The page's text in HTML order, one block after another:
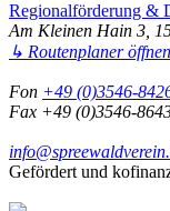
Regionalförderung &
Am Kleinen Hain 3,
↳ Routenplaner öffnen
Fon +49 (0)3546-
Fax +49 (0)3546-
Gefördert und